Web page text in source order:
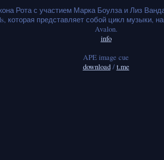
Рота с участием Марка Боулза и Лиз
которая представляет собой цикл музыки,
Avalon.
info
APE image cue
download/ t.me